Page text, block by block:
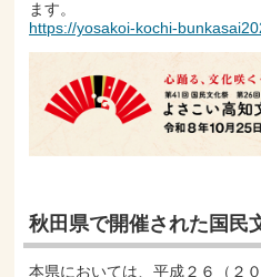
ます。
https://yosakoi-kochi-
秋田県で開催された国民
本県においては、平成２６（２